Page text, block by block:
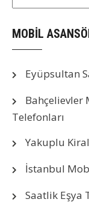
MOBİL
Eyüpsultan
Bahçelievler
Telefonları
Yakuplu
İstanbul
Saatlik Eşya